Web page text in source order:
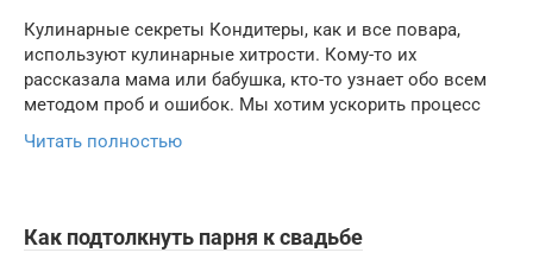
Кулинарные секреты Кондитеры, как и все повара,
используют кулинарные хитрости. Кому-то их
рассказала мама или бабушка, кто-то узнает обо всем
методом проб и ошибок. Мы хотим ускорить процесс
Читать полностью
Как подтолкнуть парня к свадьбе